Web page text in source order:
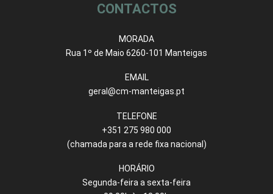
CONTACTOS
MORADA
Rua 1º de Maio 6260-101 Manteigas
EMAIL
geral@cm-manteigas.pt
TELEFONE
+351 275 980 000
(chamada para a rede fixa nacional)
HORÁRIO
Segunda-feira a sexta-feira